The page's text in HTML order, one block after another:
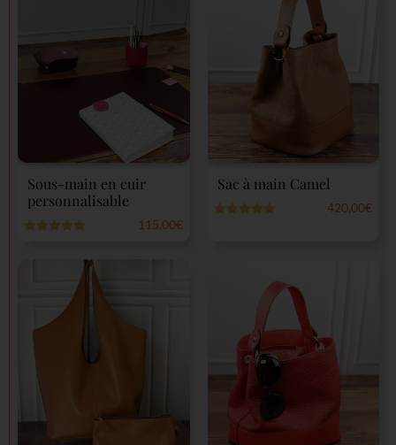
Sous-main en cuir
personnalisable
115,00€
Sac à main Camel
420,00€